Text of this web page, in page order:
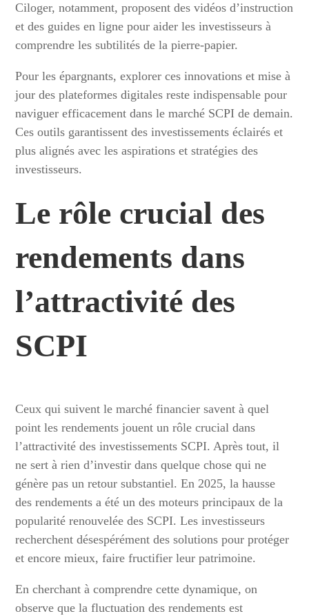
Ciloger, notamment, proposent des vidéos d’instruction
et des guides en ligne pour aider les investisseurs à
comprendre les subtilités de la pierre-papier.
Pour les épargnants, explorer ces innovations et mise à
jour des plateformes digitales reste indispensable pour
naviguer efficacement dans le marché SCPI de demain.
Ces outils garantissent des investissements éclairés et
plus alignés avec les aspirations et stratégies des
investisseurs.
Le rôle crucial des
rendements dans
l’attractivité des
SCPI
Ceux qui suivent le marché financier savent à quel
point les rendements jouent un rôle crucial dans
l’attractivité des investissements SCPI. Après tout, il
ne sert à rien d’investir dans quelque chose qui ne
génère pas un retour substantiel. En 2025, la hausse
des rendements a été un des moteurs principaux de la
popularité renouvelée des SCPI. Les investisseurs
recherchent désespérément des solutions pour protéger
et encore mieux, faire fructifier leur patrimoine.
En cherchant à comprendre cette dynamique, on
observe que la fluctuation des rendements est